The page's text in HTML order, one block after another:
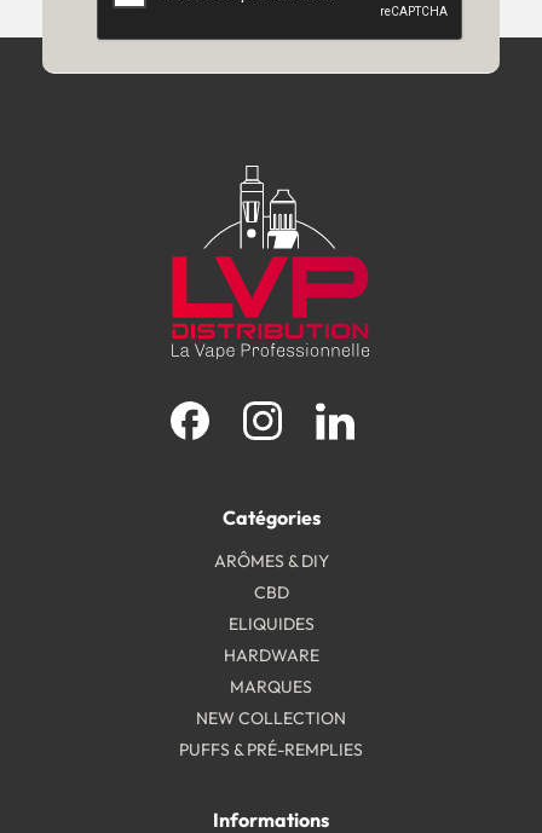
Catégories
ARÔMES & DIY
CBD
ELIQUIDES
HARDWARE
MARQUES
NEW COLLECTION
PUFFS & PRÉ-REMPLIES
Informations
Facebook Instagram